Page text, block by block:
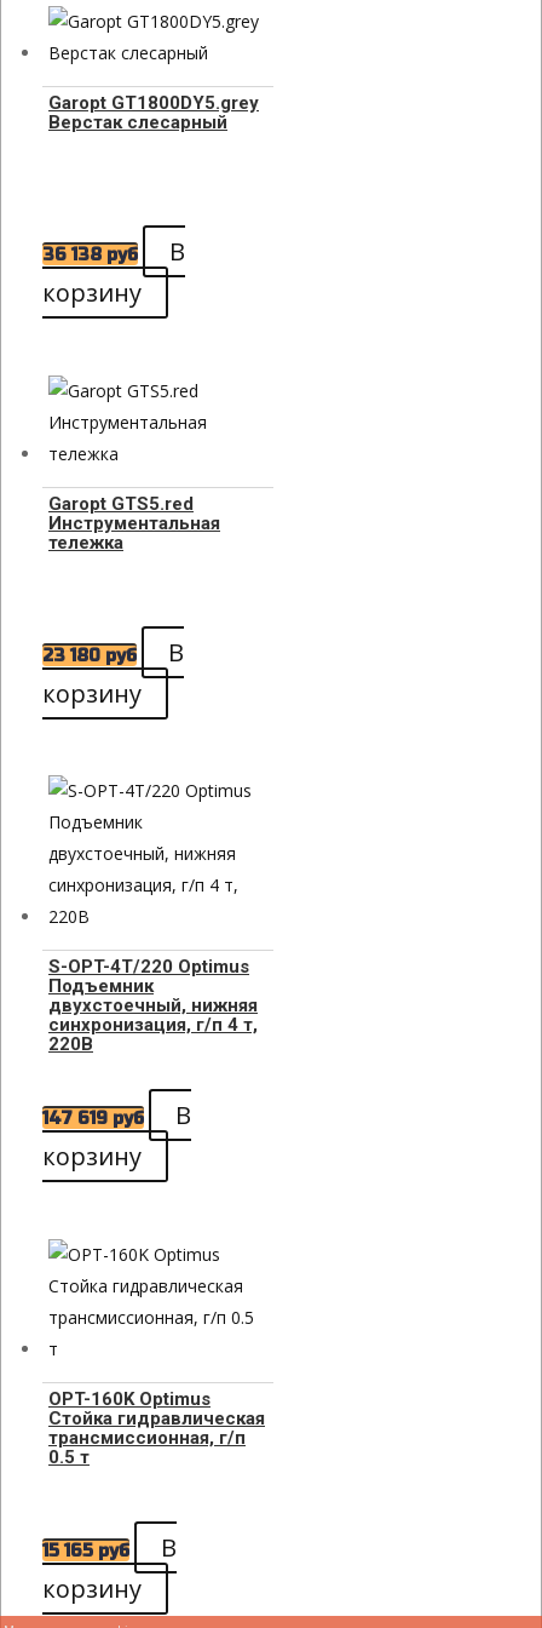
Garopt GT1800DY5.grey
Верстак слесарный
36 138 руб
В
корзину
Garopt GTS5.red
Инструментальная
тележка
23 180 руб
В
корзину
S-OPT-4T/220 Optimus
Подъемник
двухстоечный, нижняя
синхронизация, г/п 4 т,
220В
147 619 руб
В
корзину
OPT-160K Optimus
Стойка гидравлическая
трансмиссионная, г/п
0.5 т
15 165 руб
В
корзину